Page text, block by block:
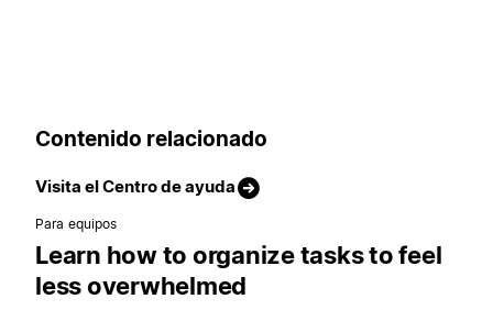
Contenido relacionado
Visita el Centro de ayuda
Para equipos
Learn how to organize tasks to feel
less overwhelmed